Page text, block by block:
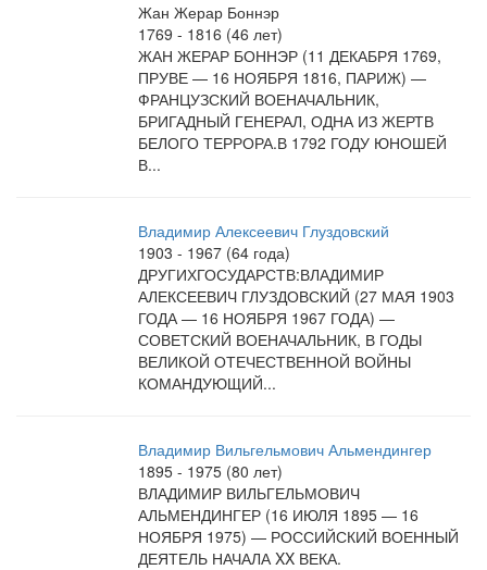
Жан Жерар Боннэр
1769 - 1816 (46 лет)
ЖАН ЖЕРАР БОННЭР (11 ДЕКАБРЯ 1769,
ПРУВЕ — 16 НОЯБРЯ 1816, ПАРИЖ) —
ФРАНЦУЗСКИЙ ВОЕНАЧАЛЬНИК,
БРИГАДНЫЙ ГЕНЕРАЛ, ОДНА ИЗ ЖЕРТВ
БЕЛОГО ТЕРРОРА.В 1792 ГОДУ ЮНОШЕЙ
В...
Владимир Алексеевич Глуздовский
1903 - 1967 (64 года)
ДРУГИХГОСУДАРСТВ:ВЛАДИМИР
АЛЕКСЕЕВИЧ ГЛУЗДОВСКИЙ (27 МАЯ 1903
ГОДА — 16 НОЯБРЯ 1967 ГОДА) —
СОВЕТСКИЙ ВОЕНАЧАЛЬНИК, В ГОДЫ
ВЕЛИКОЙ ОТЕЧЕСТВЕННОЙ ВОЙНЫ
КОМАНДУЮЩИЙ...
Владимир Вильгельмович Альмендингер
1895 - 1975 (80 лет)
ВЛАДИМИР ВИЛЬГЕЛЬМОВИЧ
АЛЬМЕНДИНГЕР (16 ИЮЛЯ 1895 — 16
НОЯБРЯ 1975) — РОССИЙСКИЙ ВОЕННЫЙ
ДЕЯТЕЛЬ НАЧАЛА XX ВЕКА.